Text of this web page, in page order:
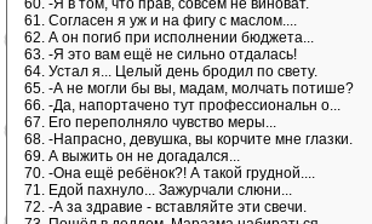
60. -Я в том, что прав, совсем не виноват.
61. Согласен я уж и на фигу с маслом....
62. А он погиб при исполнении бюджета...
63. -Я это вам ещё не сильно отдалась!
64. Устал я... Целый день бродил по свету.
65. -А не могли бы вы, мадам, молчать потише?
66. -Да, напортачено тут профессиональн о...
67. Его переполняло чувство меры...
68. -Напрасно, девушка, вы корчите мне глазки.
69. А выжить он не догадался...
70. -Она ещё ребёнок?! А такой грудной....
71. Едой пахнуло... Зажурчали слюни...
72. -А за здравие - вставляйте эти свечи.